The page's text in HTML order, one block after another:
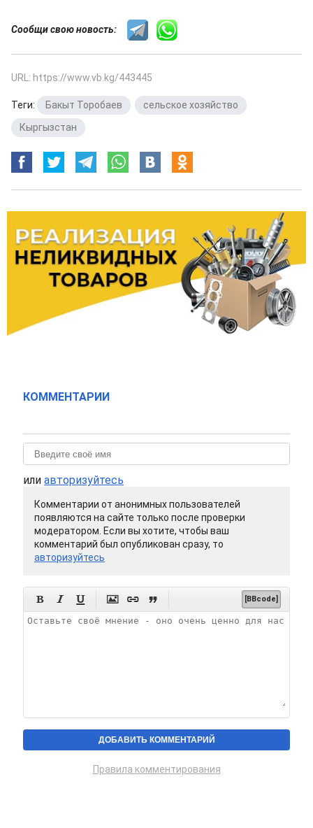
Сообщи свою новость:
URL: https://www.vb.kg/443445
Теги: Бакыт Торобаев сельское хозяйство
Кыргызстан
КОММЕНТАРИИ
или авторизуйтесь
Комментарии от анонимных пользователей
появляются на сайте только после проверки
модератором. Если вы хотите, чтобы ваш
комментарий был опубликован сразу, то
авторизуйтесь
      [BBcode]
Правила комментирования